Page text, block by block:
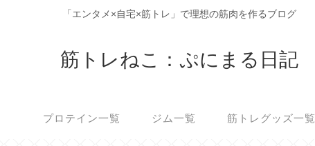
「エンタメ×自宅×筋トレ」で理想の筋肉を作るブログ
筋トレねこ：ぷにまる日記
プロテイン一覧 ジム一覧 筋トレグッズ一覧